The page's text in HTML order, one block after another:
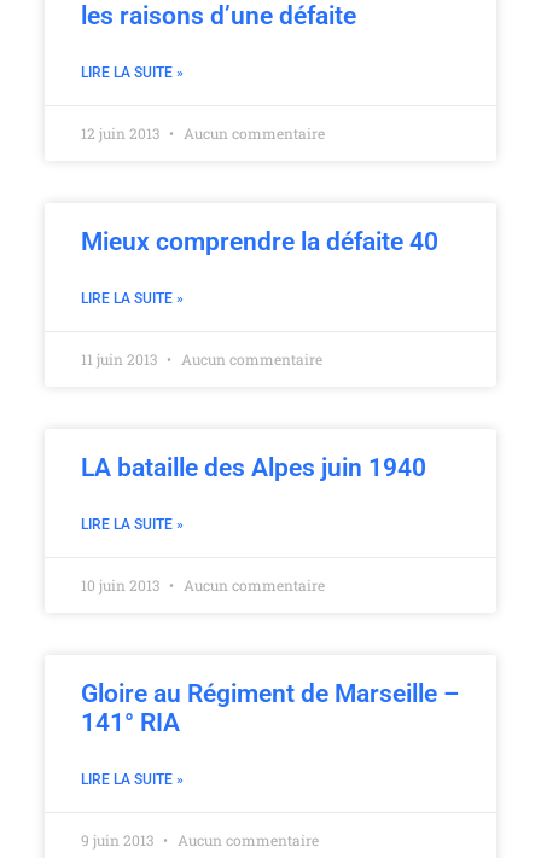
les raisons d’une défaite
LIRE LA SUITE »
12 juin 2013 Aucun commentaire
Mieux comprendre la défaite 40
LIRE LA SUITE »
11 juin 2013 Aucun commentaire
LA bataille des Alpes juin 1940
LIRE LA SUITE »
10 juin 2013 Aucun commentaire
Gloire au Régiment de Marseille –
141° RIA
LIRE LA SUITE »
9 juin 2013 Aucun commentaire